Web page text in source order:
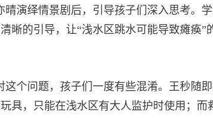
演绎情景剧后，引导孩子们深入思考。
晰的引导，让“浅水区跳水可能导致瘫痪
个问题，孩子们一度有些混淆。王秒随
具，只能在浅水区有大人监护时使用；而